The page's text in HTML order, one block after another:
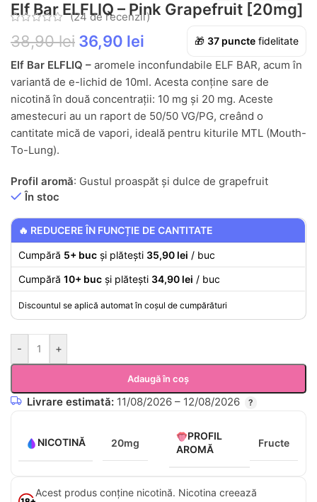
Elf Bar ELFLIQ – Pink Grapefruit [20mg]
(24 de recenzii)
38,90lei 36,90 lei 🎁 37punctefidelitate
Elf Bar ELFLIQ – aromele inconfundabile ELF BAR, acum în
variantă de e-lichid de 10ml. Acesta conține sare de
nicotină în două concentrații: 10 mg și 20 mg. Aceste
amestecuri au un raport de 50/50 VG/PG, creând o
cantitate mică de vapori, ideală pentru kiturile MTL (Mouth-
To-Lung).
Profil aromă: Gustul proaspăt și dulce de grapefruit
În stoc
🔥 REDUCERE ÎN FUNCȚIE DE CANTITATE
Cumpără 5+ buc și plătești 35,90 lei / buc
Cumpără 10+ buc și plătești 34,90 lei / buc
Discountul se aplică automat în coșul de cumpărături
- +
Adaugă în coș
Livrare estimată: 11/08/2026 – 12/08/2026
NICOTINĂ 20mg
PROFIL
AROMĂ
Fructe
Acest produs conține nicotină. Nicotina creează